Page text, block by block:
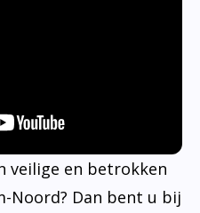
veilige en betrokken
Noord? Dan bent u bij